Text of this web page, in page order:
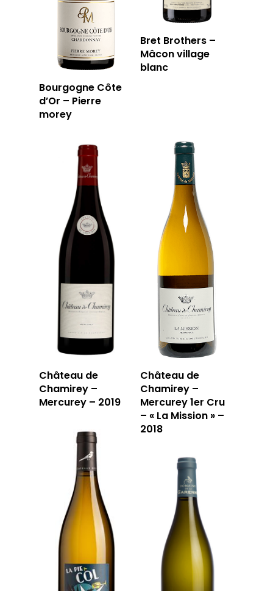
Bourgogne Côte
d’Or – Pierre
morey
Bret Brothers –
Mâcon village
blanc
Château de
Chamirey –
Mercurey – 2019
Château de
Chamirey –
Mercurey 1er Cru
– « La Mission » –
2018